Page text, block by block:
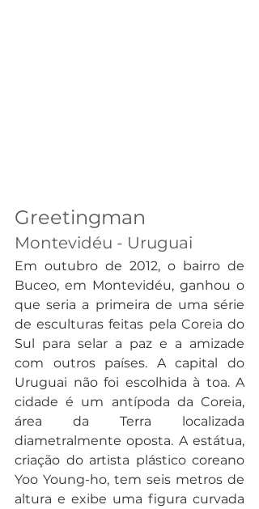
Greetingman
Montevidéu - Uruguai
Em outubro de 2012, o bairro de
Buceo, em Montevidéu, ganhou o
que seria a primeira de uma série
de esculturas feitas pela Coreia do
Sul para selar a paz e a amizade
com outros países. A capital do
Uruguai não foi escolhida à toa. A
cidade é um antípoda da Coreia,
área da Terra localizada
diametralmente oposta. A estátua,
criação do artista plástico coreano
Yoo Young-ho, tem seis metros de
altura e exibe uma figura curvada